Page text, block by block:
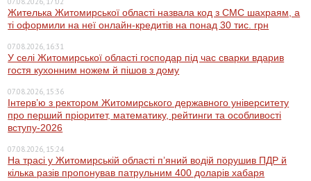
Жителька Житомирської області назвала код з СМС шахраям, а
ті оформили на неї онлайн-кредитів на понад 30 тис. грн
07.08.2026, 16:31
У селі Житомирської області господар під час сварки вдарив
гостя кухонним ножем й пішов з дому
07.08.2026, 15:36
Інтерв’ю з ректором Житомирського державного університету
про перший пріоритет, математику, рейтинги та особливості
вступу-2026
07.08.2026, 15:24
На трасі у Житомирській області п’яний водій порушив ПДР й
кілька разів пропонував патрульним 400 доларів хабаря